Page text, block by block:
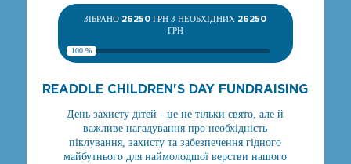
ЗІБРАНО 26250 ГРН З НЕОБХІДНИХ 26250
ГРН
100 %
READDLE CHILDREN'S DAY FUNDRAISING
День захисту дітей - це не тільки свято, але й
важливе нагадування про необхідність
піклування, захисту та забезпечення гідного
майбутнього для наймолодшої верстви нашого